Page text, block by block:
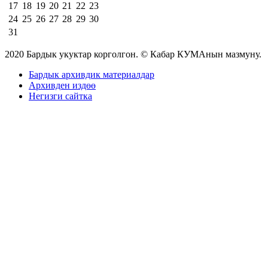
17 18 19 20 21 22 23
24 25 26 27 28 29 30
31
2020 Бардык укуктар корголгон. © Кабар КУМАнын мазмуну.
Бардык архивдик материалдар
Архивден издөө
Негизги сайтка